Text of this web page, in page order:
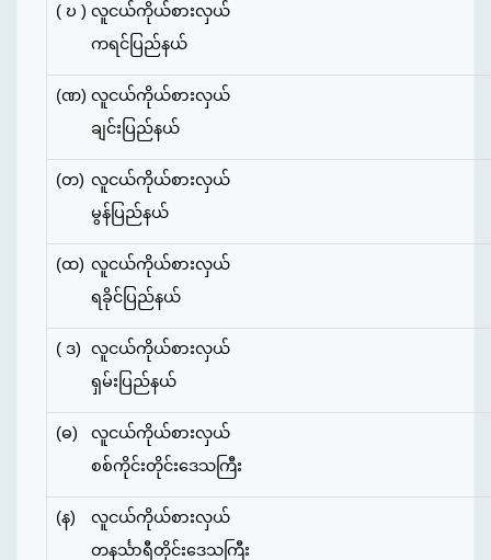
( ဎ ) လူငယ်ကိုယ်စားလှယ်
ကရင်ပြည်နယ်
(ဏ) လူငယ်ကိုယ်စားလှယ်
ချင်းပြည်နယ်
(တ) လူငယ်ကိုယ်စားလှယ်
မွန်ပြည်နယ်
(ထ) လူငယ်ကိုယ်စားလှယ်
ရခိုင်ပြည်နယ်
( ဒ)
လူငယ်ကိုယ်စားလှယ်
ရှမ်းပြည်နယ်
(ဓ)
လူငယ်ကိုယ်စားလှယ်
စစ်ကိုင်းတိုင်းဒေသကြီး
(န)
လူငယ်ကိုယ်စားလှယ်
တနင်္သာရီတိုင်းဒေသကြီး